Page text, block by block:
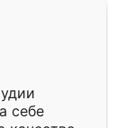
себе